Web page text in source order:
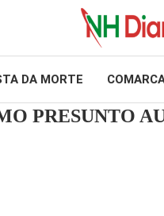
DA MORTE
PRESUNTO